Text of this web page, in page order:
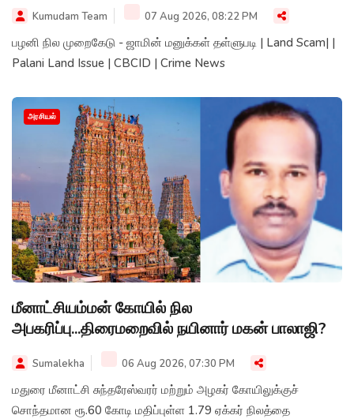
Kumudam Team 07 Aug 2026, 08:22 PM
பழனி நில முறைகேடு - ஜாமின் மனுக்கள் தள்ளுபடி | Land Scam| |
Palani Land Issue | CBCID | Crime News
அரசியல்
மீனாட்சியம்மன் கோயில் நில
அபகரிப்பு...திரைமறைவில் நயினார் மகன் பாலாஜி?
Sumalekha 06 Aug 2026, 07:30 PM
மதுரை மீனாட்சி சுந்தரேஸ்வரர் மற்றும் அழகர் கோயிலுக்குச்
சொந்தமான ரூ.60 கோடி மதிப்புள்ள 1.79 ஏக்கர் நிலத்தை